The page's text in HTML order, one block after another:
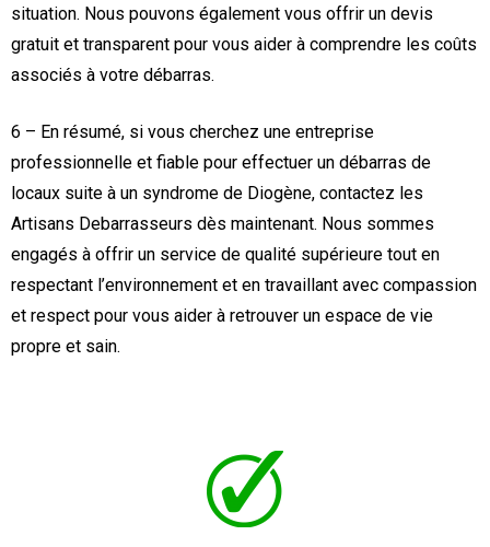
situation. Nous pouvons également vous offrir un devis
gratuit et transparent pour vous aider à comprendre les coûts
associés à votre débarras.
6 – En résumé, si vous cherchez une entreprise
professionnelle et fiable pour effectuer un débarras de
locaux suite à un syndrome de Diogène, contactez les
Artisans Debarrasseurs dès maintenant. Nous sommes
engagés à offrir un service de qualité supérieure tout en
respectant l’environnement et en travaillant avec compassion
et respect pour vous aider à retrouver un espace de vie
propre et sain.